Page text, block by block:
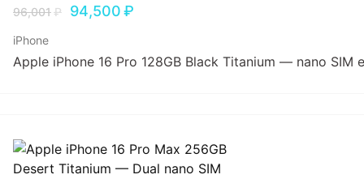
96,001₽ 94,500₽
iPhone
Apple iPhone 16 Pro 128GB Black Titanium — nano SIM